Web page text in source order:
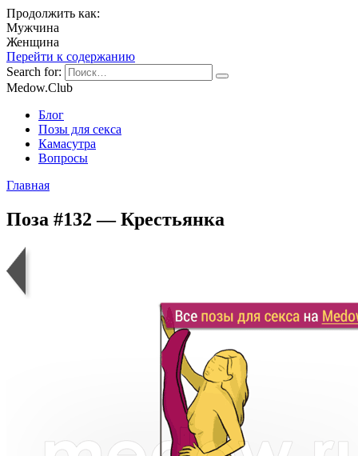
Продолжить как:
Мужчина
Женщина
Перейти к содержанию
Search for:
Medow.Club
Блог
Позы для секса
Камасутра
Вопросы
Главная
Поза #132 — Крестьянка